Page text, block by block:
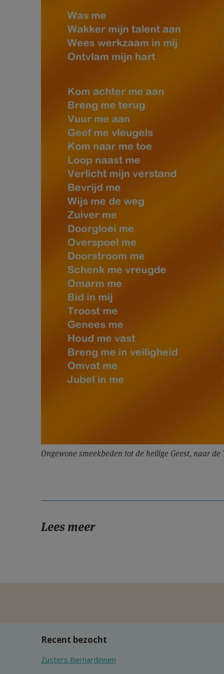
Ongewone smeekbeden tot de heilige Geest, naar de
Lees meer
Recent bezocht
Zusters Bernardinnen